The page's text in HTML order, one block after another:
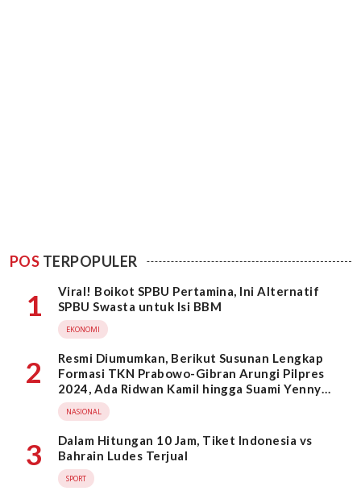
POS TERPOPULER
1
Viral! Boikot SPBU Pertamina, Ini Alternatif
SPBU Swasta untuk Isi BBM
EKONOMI
2
Resmi Diumumkan, Berikut Susunan Lengkap
Formasi TKN Prabowo-Gibran Arungi Pilpres
2024, Ada Ridwan Kamil hingga Suami Yenny
Wahid
NASIONAL
3
Dalam Hitungan 10 Jam, Tiket Indonesia vs
Bahrain Ludes Terjual
SPORT